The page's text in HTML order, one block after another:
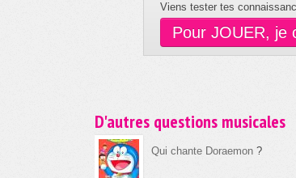
Viens tester tes
Pour JOUER, je
D'autres questions musicales
Qui chante Doraemon ?